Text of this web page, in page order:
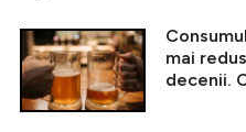
mai
decenii.